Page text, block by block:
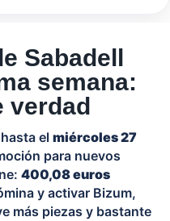
Sabadell
semana:
verdad
el miércoles 27
para nuevos
400,08 euros
y activar Bizum,
más piezas y bastante